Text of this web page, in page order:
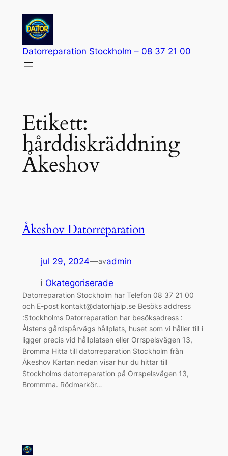
innehåll
Datorreparation Stockholm – 08 37 21 00
Etikett:
hårddiskräddning
Åkeshov
Åkeshov Datorreparation
jul 29, 2024—avadmin
i Okategoriserade
Datorreparation Stockholm har Telefon 08 37 21 00
och E-post kontakt@datorhjalp.se Besöks address
:Stockholms Datorreparation har besöksadress :
Ålstens gårdspårvägs hållplats, huset som vi håller till i
ligger precis vid hållplatsen eller Orrspelsvägen 13,
Bromma Hitta till datorreparation Stockholm från
Åkeshov Kartan nedan visar hur du hittar till
Stockholms datorreparation på Orrspelsvägen 13,
Brommma. Rödmarkör…